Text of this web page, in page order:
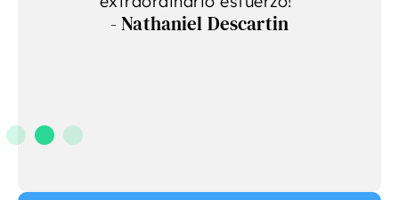
- Nathaniel Descartin